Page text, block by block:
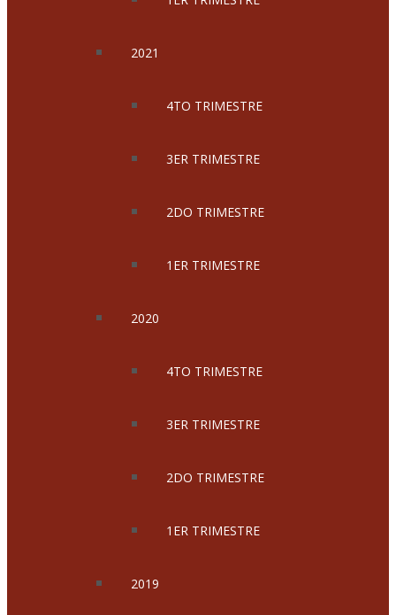
2021
4TO TRIMESTRE
3ER TRIMESTRE
2DO TRIMESTRE
1ER TRIMESTRE
2020
4TO TRIMESTRE
3ER TRIMESTRE
2DO TRIMESTRE
1ER TRIMESTRE
2019